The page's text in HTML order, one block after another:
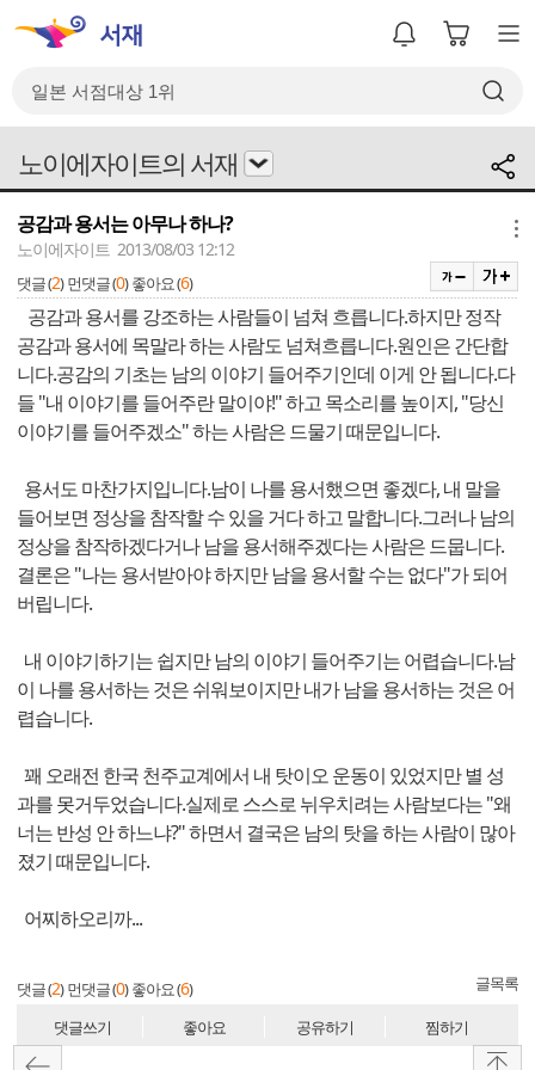
노이에자이트의 서재
공감과 용서는 아무나 하나?
노이에자이트 2013/08/03 12:12
댓글 (2) 먼댓글 (0) 좋아요 (6)
공감과 용서를 강조하는 사람들이 넘쳐 흐릅니다.하지만 정작
공감과 용서에 목말라 하는 사람도 넘쳐흐릅니다.원인은 간단합
니다.공감의 기초는 남의 이야기 들어주기인데 이게 안 됩니다.다
들 "내 이야기를 들어주란 말이야!" 하고 목소리를 높이지, "당신
이야기를 들어주겠소" 하는 사람은 드물기 때문입니다.
용서도 마찬가지입니다.남이 나를 용서했으면 좋겠다, 내 말을
들어보면 정상을 참작할 수 있을 거다 하고 말합니다.그러나 남의
정상을 참작하겠다거나 남을 용서해주겠다는 사람은 드뭅니다.
결론은 "나는 용서받아야 하지만 남을 용서할 수는 없다"가 되어
버립니다.
내 이야기하기는 쉽지만 남의 이야기 들어주기는 어렵습니다.남
이 나를 용서하는 것은 쉬워보이지만 내가 남을 용서하는 것은 어
렵습니다.
꽤 오래전 한국 천주교계에서 내 탓이오 운동이 있었지만 별 성
과를 못거두었습니다.실제로 스스로 뉘우치려는 사람보다는 "왜
너는 반성 안 하느냐?" 하면서 결국은 남의 탓을 하는 사람이 많아
졌기 때문입니다.
어찌하오리까...
댓글 (2) 먼댓글 (0) 좋아요 (6) 글목록
댓글쓰기 좋아요 공유하기 찜하기